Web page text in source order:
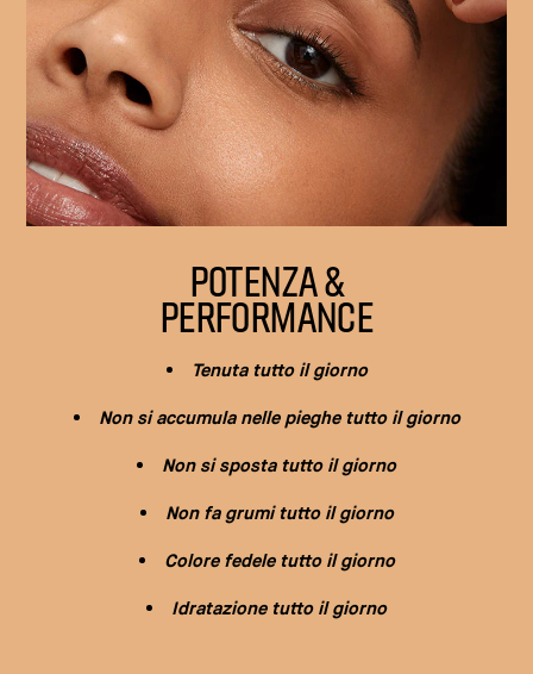
POTENZA &
PERFORMANCE
Tenuta tutto il giorno
Non si accumula nelle pieghe tutto il giorno
Non si sposta tutto il giorno
Non fa grumi tutto il giorno
Colore fedele tutto il giorno
Idratazione tutto il giorno